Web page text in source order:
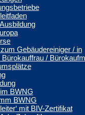
Gebäudereiniger / in
/
BWNG
BWNG
mit BIV-Zertifikat